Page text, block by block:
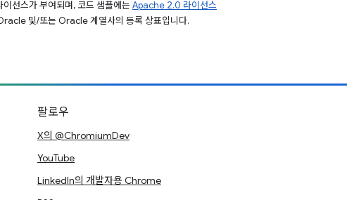
이선스가 부여되며, 코드 샘플에는 Apache 2.0 라이선스
및/또는 Oracle 계열사의 등록 상표입니다.
팔로우
X의 @ChromiumDev
YouTube
LinkedIn의 개발자용 Chrome